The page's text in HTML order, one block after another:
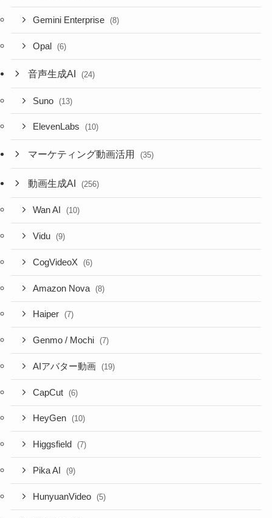
Gemini Enterprise (8)
Opal (6)
音声生成AI (24)
Suno (13)
ElevenLabs (10)
マーケティング動画活用 (35)
動画生成AI (256)
Wan AI (10)
Vidu (9)
CogVideoX (6)
Amazon Nova (8)
Haiper (7)
Genmo / Mochi (7)
AIアバター動画 (19)
CapCut (6)
HeyGen (10)
Higgsfield (7)
Pika AI (9)
HunyuanVideo (5)